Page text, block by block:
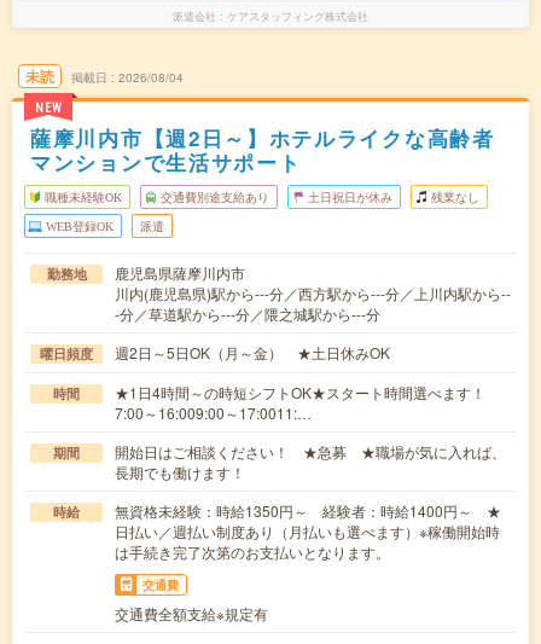
派遣会社 ケアスタッフィング株式会社
未読
NEW
掲載日 2026/08/04
薩摩川内市【週2日～】ホテルライクな高齢者
マンションで生活サポート
職種未経験OK 交通費別途支給あり 土日祝日が休み 残業なし
WEB登録OK 派遣
勤務地
鹿児島県薩摩川内市
川内(鹿児島県)駅から---分／西方駅から---分／上川内駅から--
-分／草道駅から---分／隈之城駅から---分
曜日頻度 週2日～5日OK（月～金） ★土日休みOK
時間
★1日4時間～の時短シフトOK★スタート時間選べます！
7:00～16:009:00～17:0011:…
期間
開始日はご相談ください！ ★急募 ★職場が気に入れば、
長期でも働けます！
時給
無資格未経験：時給1350円～ 経験者：時給1400円～ ★
日払い／週払い制度あり（月払いも選べます）※稼働開始時
は手続き完了次第のお支払いとなります。
交通費
交通費全額支給※規定有